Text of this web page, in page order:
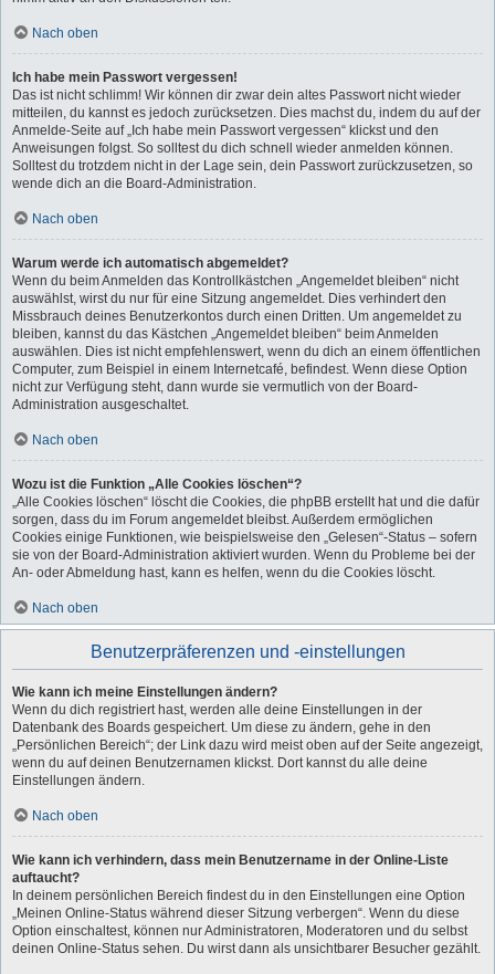
Nach oben
Ich habe mein Passwort vergessen!
Das ist nicht schlimm! Wir können dir zwar dein altes Passwort nicht wieder
mitteilen, du kannst es jedoch zurücksetzen. Dies machst du, indem du auf der
Anmelde-Seite auf „Ich habe mein Passwort vergessen“ klickst und den
Anweisungen folgst. So solltest du dich schnell wieder anmelden können.
Solltest du trotzdem nicht in der Lage sein, dein Passwort zurückzusetzen, so
wende dich an die Board-Administration.
Nach oben
Warum werde ich automatisch abgemeldet?
Wenn du beim Anmelden das Kontrollkästchen „Angemeldet bleiben“ nicht
auswählst, wirst du nur für eine Sitzung angemeldet. Dies verhindert den
Missbrauch deines Benutzerkontos durch einen Dritten. Um angemeldet zu
bleiben, kannst du das Kästchen „Angemeldet bleiben“ beim Anmelden
auswählen. Dies ist nicht empfehlenswert, wenn du dich an einem öffentlichen
Computer, zum Beispiel in einem Internetcafé, befindest. Wenn diese Option
nicht zur Verfügung steht, dann wurde sie vermutlich von der Board-
Administration ausgeschaltet.
Nach oben
Wozu ist die Funktion „Alle Cookies löschen“?
„Alle Cookies löschen“ löscht die Cookies, die phpBB erstellt hat und die dafür
sorgen, dass du im Forum angemeldet bleibst. Außerdem ermöglichen
Cookies einige Funktionen, wie beispielsweise den „Gelesen“-Status – sofern
sie von der Board-Administration aktiviert wurden. Wenn du Probleme bei der
An- oder Abmeldung hast, kann es helfen, wenn du die Cookies löscht.
Nach oben
Benutzerpräferenzen und -einstellungen
Wie kann ich meine Einstellungen ändern?
Wenn du dich registriert hast, werden alle deine Einstellungen in der
Datenbank des Boards gespeichert. Um diese zu ändern, gehe in den
„Persönlichen Bereich“; der Link dazu wird meist oben auf der Seite angezeigt,
wenn du auf deinen Benutzernamen klickst. Dort kannst du alle deine
Einstellungen ändern.
Nach oben
Wie kann ich verhindern, dass mein Benutzername in der Online-Liste
auftaucht?
In deinem persönlichen Bereich findest du in den Einstellungen eine Option
„Meinen Online-Status während dieser Sitzung verbergen“. Wenn du diese
Option einschaltest, können nur Administratoren, Moderatoren und du selbst
deinen Online-Status sehen. Du wirst dann als unsichtbarer Besucher gezählt.